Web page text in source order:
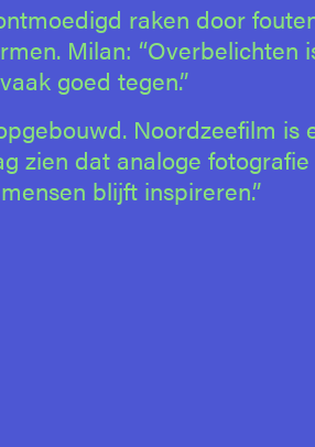
raken door
Milan: “Overbelichten
goed tegen.”
Noordzeefilm is
zien dat analoge
blijft inspireren.”